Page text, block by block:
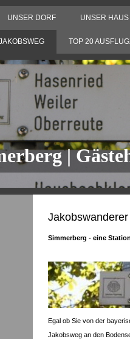
UNSER DORF UNSER HAUS
TOP 20
|
Simmerberg - eine
Egal ob Sie von der
Jakobsweg an den